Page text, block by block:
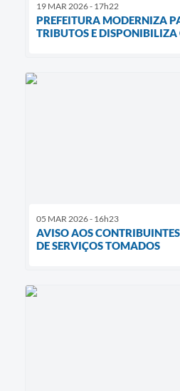
19 MAR 2026 - 17h22
PREFEITURA MODERNIZA
TRIBUTOS E
05 MAR 2026 - 16h23
AVISO AOS
DE SERVIÇOS TOMADOS